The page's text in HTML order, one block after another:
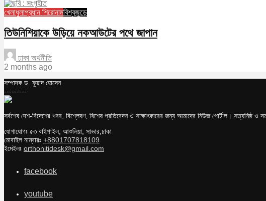
খেলাধুলাপ্রধান শিরোনামবিশ্বজুড়ে
তিউনিশিয়াকে উড়িয়ে নকআউটের পথে জাপান
ঢাকা অর্থনীতি
2 months ago
সম্পাদক ড. ফুয়াদ হোসেন
---------
সর্বশেষ দেশ-বিদেশের খবর, বিশ্লেষণ, বিশেষ প্রতিবেদন ও সাক্ষাৎকারের জন্য আমাদের নিউজ পোর্টাল। সত্যনিষ্ঠ ও
যোগাযোগঃ ৫৩ বাইপাইল, আশুলিয়া, সাভার,ঢাকা
মোবাইল নাম্বারঃ +8801707818109
ইমেইলঃ orthonitidesk@gmail.com
facebook
youtube